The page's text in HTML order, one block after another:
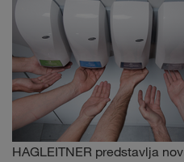
HAGLEITNER predstavlja